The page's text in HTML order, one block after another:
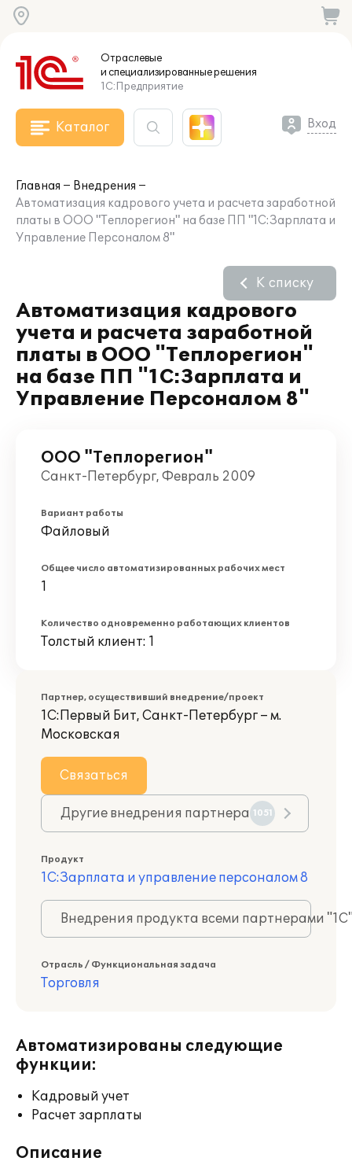
Отраслевые
и специализированныерешения
1С:Предприятие
Каталог Вход
Главная
Внедрения
Автоматизация кадрового учета и расчета заработной
платы в ООО "Теплорегион" на базе ПП "1С:Зарплата и
Управление Персоналом 8"
Автоматизация кадрового
учета и расчета заработной
платы в ООО "Теплорегион"
на базе ПП "1С:Зарплата и
Управление Персоналом 8"
К списку
ООО "Теплорегион"
Санкт-Петербург, Февраль 2009
Вариант работы
Файловый
Общее число автоматизированных рабочих мест
1
Количество одновременно работающих клиентов
Толстый клиент: 1
Партнер, осуществивший внедрение/проект
1С:Первый Бит, Санкт-Петербург – м.
Московская
Связаться
Другие внедрения партнера 1051
Продукт
1С:Зарплата и управление персоналом 8
Внедрения продукта всеми партнерами
Отрасль / Функциональная задача
Торговля
Автоматизированы следующие
функции:
Кадровый учет
Расчет зарплаты
Описание